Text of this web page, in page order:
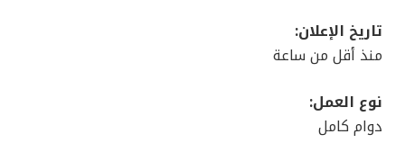
تاريخ الإعلان:
منذ أقل من ساعة
نوع العمل:
دوام كامل